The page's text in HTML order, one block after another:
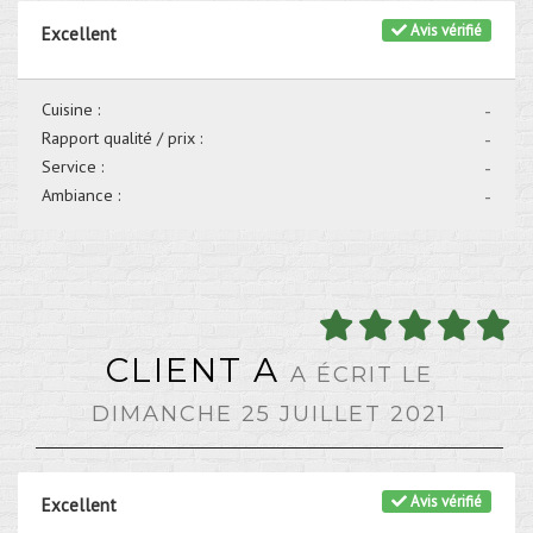
Avis vérifié
Excellent
-
Cuisine :
-
Rapport qualité / prix :
-
Service :
-
Ambiance :
CLIENT A A ÉCRIT LE
DIMANCHE 25 JUILLET 2021
Avis vérifié
Excellent